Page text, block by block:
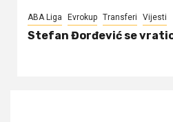
ABA Liga Evrokup Transferi Vijesti
Stefan Đorđević se vratio